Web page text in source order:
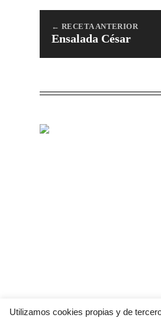
← RECETA ANTERIOR
Ensalada César
Utilizamos cookies propias y de